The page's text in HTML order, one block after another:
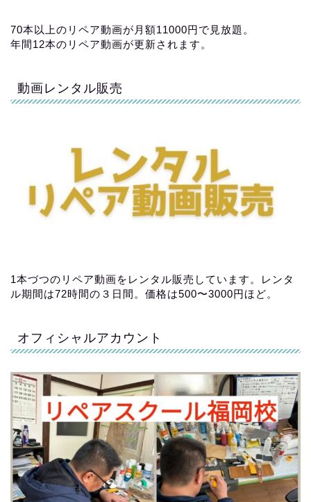
70本以上のリペア動画が月額11000円で見放題。
年間12本のリペア動画が更新されます。
動画レンタル販売
1本づつのリペア動画をレンタル販売しています。レンタ
ル期間は72時間の３日間。価格は500〜3000円ほど。
オフィシャルアカウント